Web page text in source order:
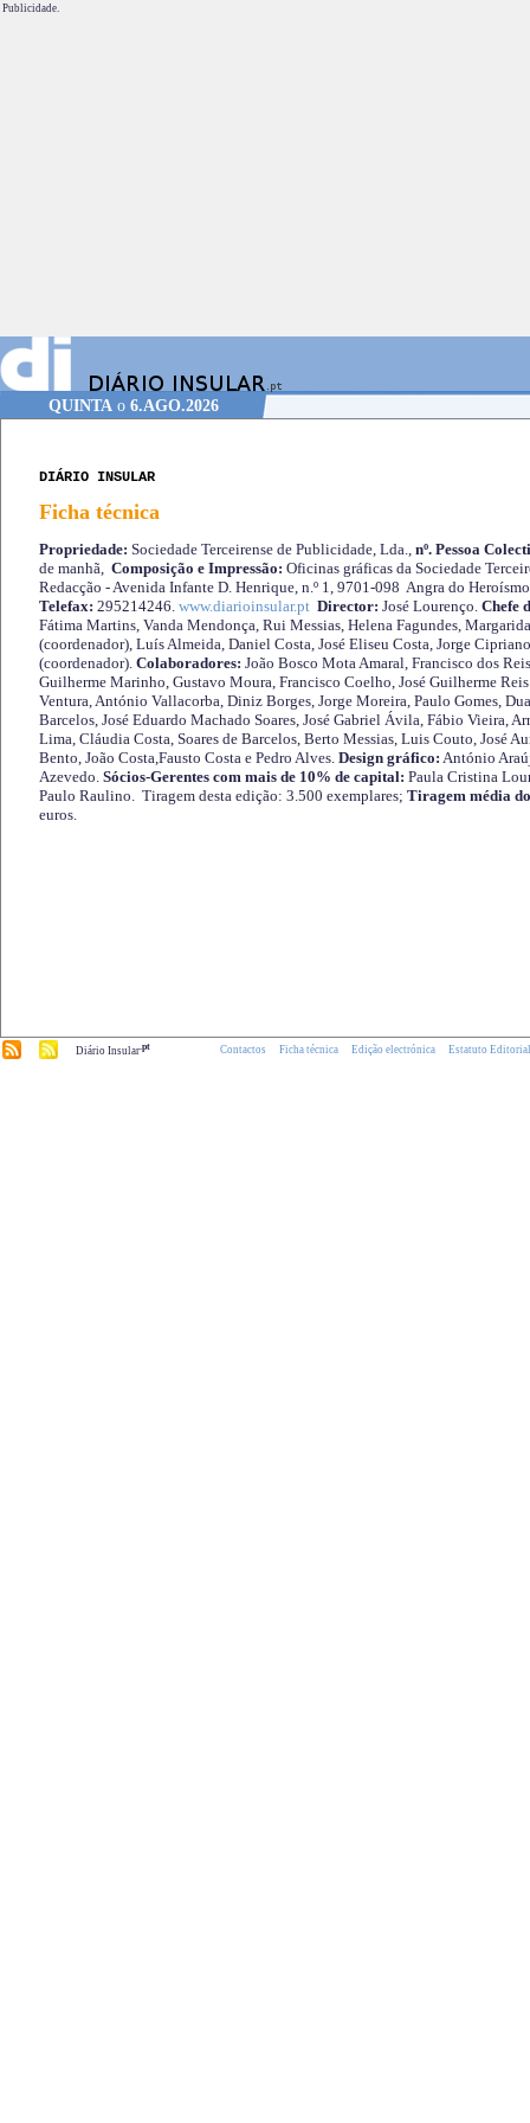
Publicidade.
QUINTAo 6.AGO.2026
DIÁRIO INSULAR
Ficha técnica
Propriedade: Sociedade Terceirense de Publicidade, Lda., nº. Pessoa
de manhã, Composição e Impressão: Oficinas gráficas da Sociedade
Redacção - Avenida Infante D. Henrique, n.º 1, 9701-098 Angra do
Telefax: 295214246. www.diarioinsular.pt Director: José Lourenço. Chefe
Fátima Martins, Vanda Mendonça, Rui Messias, Helena Fagundes,
(coordenador), Luís Almeida, Daniel Costa, José Eliseu Costa, Jorge
(coordenador). Colaboradores: João Bosco Mota Amaral, Francisco dos
Guilherme Marinho, Gustavo Moura, Francisco Coelho, José Guilherme
Ventura, António Vallacorba, Diniz Borges, Jorge Moreira, Paulo Gomes,
Barcelos, José Eduardo Machado Soares, José Gabriel Ávila, Fábio Vieira,
Lima, Cláudia Costa, Soares de Barcelos, Berto Messias, Luis Couto, José
Bento, João Costa,Fausto Costa e Pedro Alves. Design gráfico: António
Azevedo. Sócios-Gerentes com mais de 10% de capital: Paula Cristina
Paulo Raulino. Tiragem desta edição: 3.500 exemplares; Tiragem média
euros.
Diário Insular.pt Contactos Ficha técnica Edição electrónica Estatuto Editorial